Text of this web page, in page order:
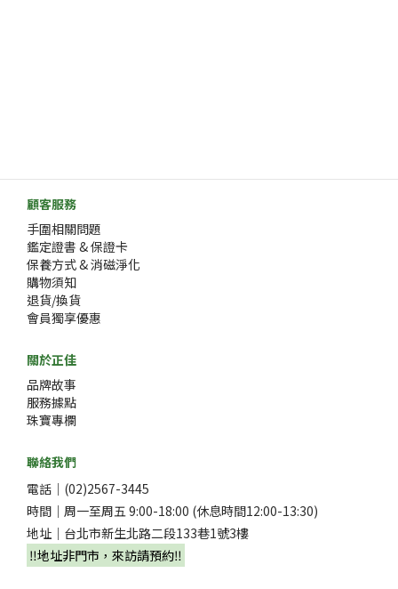
顧客服務
手圍相關問題
鑑定證書 & 保證卡
保養方式 & 消磁淨化
購物須知
退貨/換貨
會員獨享優惠
關於正佳
品牌故事
服務據點
珠寶專欄
聯絡我們
電話｜(02)2567-3445
時間｜周一至周五 9:00-18:00 (休息時間12:00-13:30)
地址｜台北市新生北路二段133巷1號3樓
‼️地址非門市，來訪請預約‼️